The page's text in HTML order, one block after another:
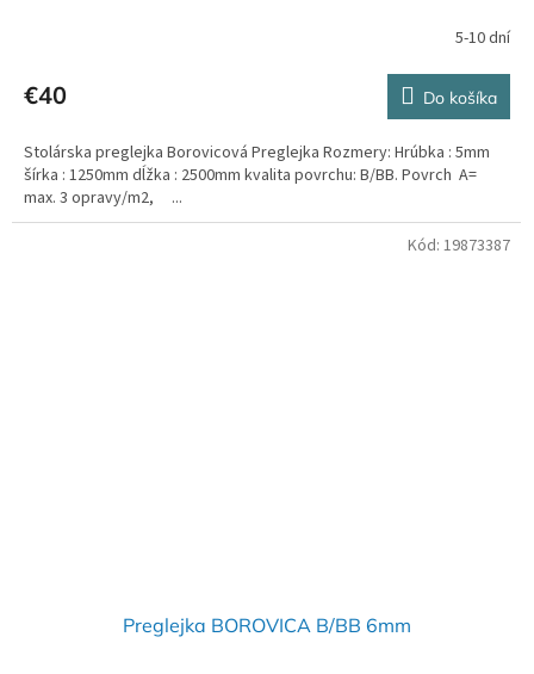
5-10 dní
€40 Do košíka
Stolárska preglejka Borovicová Preglejka Rozmery: Hrúbka : 5mm
šírka : 1250mm dĺžka : 2500mm kvalita povrchu: B/BB. Povrch A=
max. 3 opravy/m2, ...
Preglejka BOROVICA B/BB 6mm
Kód: 19873387